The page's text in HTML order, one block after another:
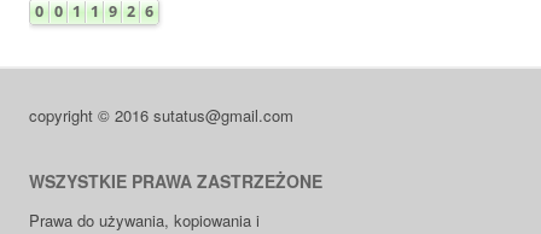
copyright © 2016 sutatus@gmail.com
WSZYSTKIE PRAWA ZASTRZEŻONE
Prawa do używania, kopiowania i